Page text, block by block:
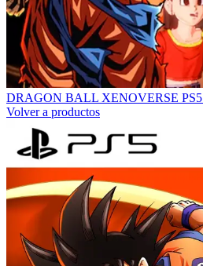
DRAGON BALL XENOVERSE PS5
Volver a productos